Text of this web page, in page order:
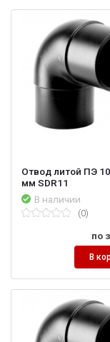
Отвод литой ПЭ
мм SDR11
В наличии
(0)
по
В